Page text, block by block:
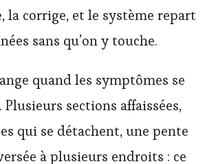
la corrige, et le système repart
sans qu’on y touche.
quand les symptômes se
sections affaissées,
qui se détachent, une pente
à plusieurs endroits : ce